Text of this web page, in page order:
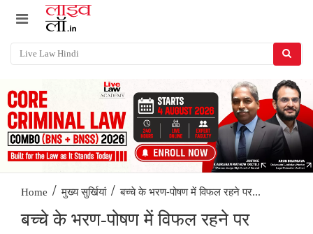
Home / मुख्य सुर्खियां / बच्चे के भरण-पोषण में विफल रहने पर...
बच्चे के भरण-पोषण में विफल रहने पर